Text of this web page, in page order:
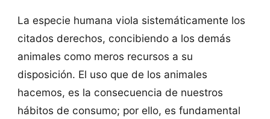
La especie humana viola sistemáticamente los
citados derechos, concibiendo a los demás
animales como meros recursos a su
disposición. El uso que de los animales
hacemos, es la consecuencia de nuestros
hábitos de consumo; por ello, es fundamental